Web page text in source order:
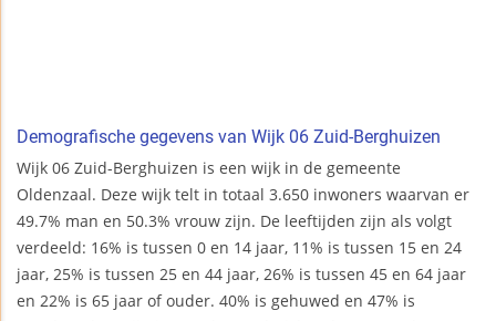
Demografische gegevens van Wijk 06 Zuid-Berghuizen
Wijk 06 Zuid-Berghuizen is een wijk in de gemeente
Oldenzaal. Deze wijk telt in totaal 3.650 inwoners waarvan er
49.7% man en 50.3% vrouw zijn. De leeftijden zijn als volgt
verdeeld: 16% is tussen 0 en 14 jaar, 11% is tussen 15 en 24
jaar, 25% is tussen 25 en 44 jaar, 26% is tussen 45 en 64 jaar
en 22% is 65 jaar of ouder. 40% is gehuwed en 47% is